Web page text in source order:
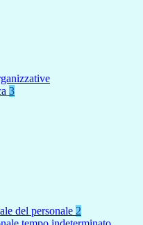
3
del personale 2